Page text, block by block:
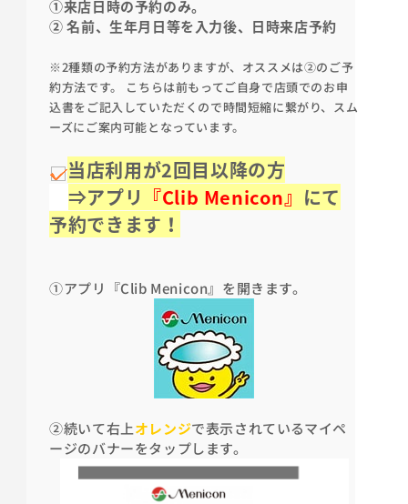
①来店日時の予約のみ。
② 名前、生年月日等を入力後、日時来店予約
※2種類の予約方法がありますが、オススメは②のご予
約方法です。 こちらは前もってご自身で店頭でのお申
込書をご記入していただくので時間短縮に繋がり、スム
ーズにご案内可能となっています。
当店利用が2回目以降の方
⇒アプリ 『Clib Menicon』 にて
予約できます！
①アプリ『Clib Menicon』を開きます。
②続いて右上オレンジで表示されているマイペ
ージのバナーをタップします。